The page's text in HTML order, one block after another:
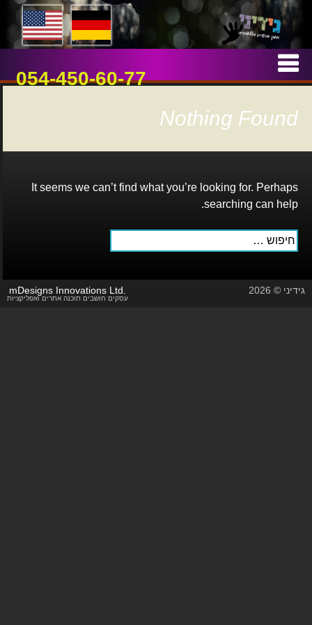
054-450-60-77
גידיני
אמן חושים וטלפתיה
Skip
to
content
Nothing Found
It seems we can’t find what you’re looking for. Perhaps
searching can help.
חיפוש:
גידיני © 2026 mDesigns Innovations Ltd.
עסקים חושבים תוכנה אתרים ואפליקציות